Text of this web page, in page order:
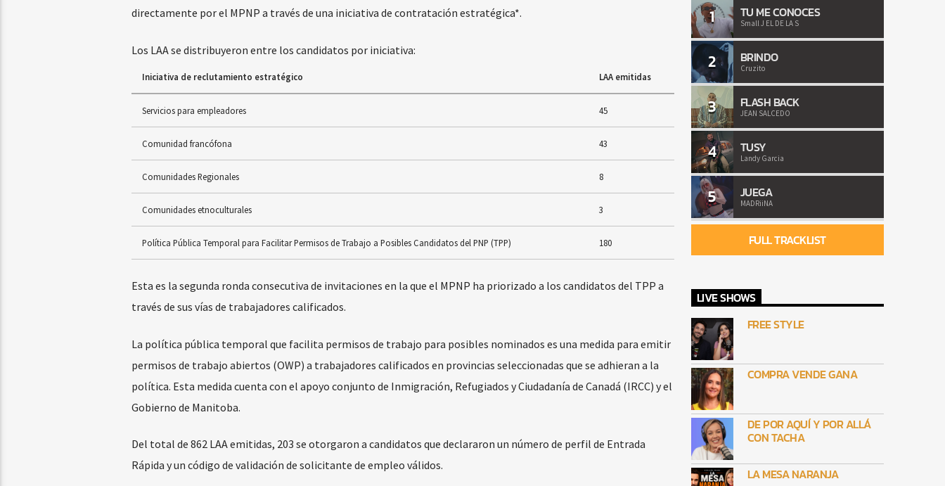
directamente por el MPNP a través de una iniciativa de contratación estratégica*.
Los LAA se distribuyeron entre los candidatos por iniciativa:
Iniciativa de reclutamiento estratégico LAA emitidas
Servicios para empleadores 45
Comunidad francófona 43
Comunidades Regionales 8
Comunidades etnoculturales 3
Política Pública Temporal para Facilitar Permisos de Trabajo a Posibles Candidatos del PNP (TPP) 180
Esta es la segunda ronda consecutiva de invitaciones en la que el MPNP ha priorizado a los candidatos del TPP a
través de sus vías de trabajadores calificados.
La política pública temporal que facilita permisos de trabajo para posibles nominados es una medida para emitir
permisos de trabajo abiertos (OWP) a trabajadores calificados en provincias seleccionadas que se adhieran a la
política. Esta medida cuenta con el apoyo conjunto de Inmigración, Refugiados y Ciudadanía de Canadá (IRCC) y el
Gobierno de Manitoba.
Del total de 862 LAA emitidas, 203 se otorgaron a candidatos que declararon un número de perfil de Entrada
Rápida y un código de validación de solicitante de empleo válidos.
1 TU ME CONOCES
Small J EL DE LA S
2 BRINDO
Cruzito
3 FLASH BACK
JEAN SALCEDO
4 TUSY
Landy Garcia
5 JUEGA
MADRiiNA
FULL TRACKLIST
LIVE SHOWS
FREE STYLE
COMPRA VENDE GANA
DE POR AQUÍ Y POR ALLÁ
CON TACHA
LA MESA NARANJA